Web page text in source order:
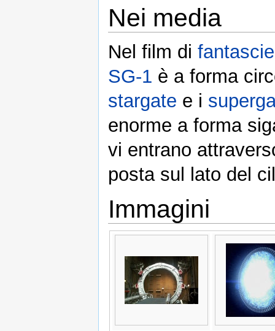
Nei media
Nel film di
SG-1 è a forma
stargate e i
enorme a forma
vi entrano
posta sul lato del
Immagini